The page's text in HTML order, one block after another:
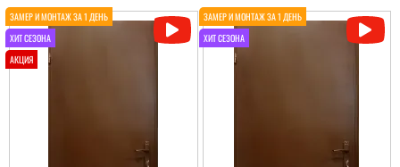
Шукали двері для дачі,
не дорогі і з більш менш
надійним покриттям,